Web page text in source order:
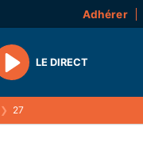
Adhérer
Play
LE DIRECT
❯ 27